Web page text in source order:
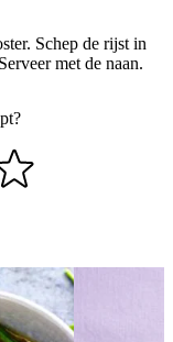
Schep de rijst in
met de naan.